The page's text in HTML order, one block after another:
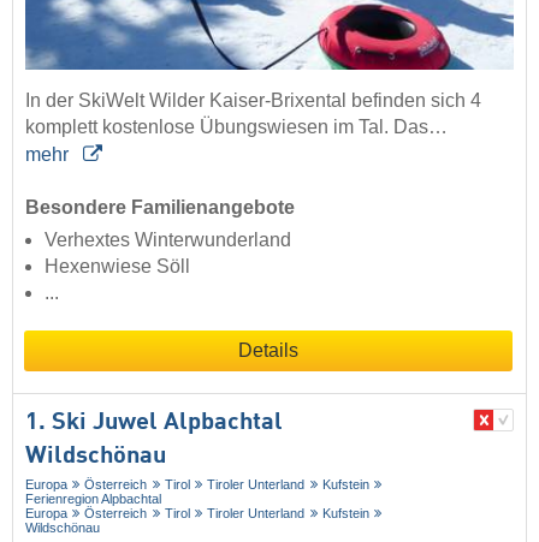
In der SkiWelt Wilder Kaiser-Brixental befinden sich 4
komplett kostenlose Übungswiesen im Tal. Das…
mehr
Besondere Familienangebote
Verhextes Winterwunderland
Hexenwiese Söll
...
Details
1. Ski Juwel Alpbachtal
Wildschönau
Europa Österreich Tirol Tiroler Unterland
Kufstein
Ferienregion Alpbachtal
Europa
Österreich Tirol Tiroler Unterland
Kufstein
Wildschönau